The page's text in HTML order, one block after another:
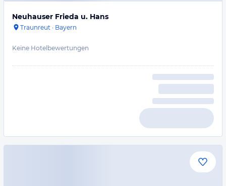
Neuhauser Frieda u. Hans
Traunreut · Bayern
Keine Hotelbewertungen